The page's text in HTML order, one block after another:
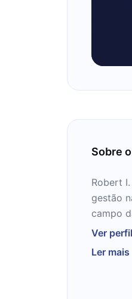
Sobre
Robert
gestão
campo
Ver
Ler mais